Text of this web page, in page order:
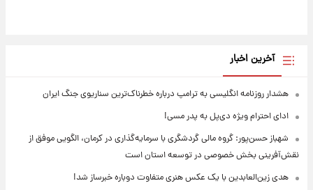
آخرین اخبار
هشدار روزنامه انگلیسی به ترامپ درباره خطرناک‌ترین سناریوی جنگ ایران
ادای احترام ویژه دی‌پل به پدر مسی!
شهباز حسن‌پور: گروه مالی گردشگری با سرمایه‌گذاری در کرمان، الگویی موفق از
نقش‌آفرینی بخش خصوصی در توسعه استان است
هدی زین‌العابدین با یک عکس هنری متفاوت دوباره خبرساز شد!